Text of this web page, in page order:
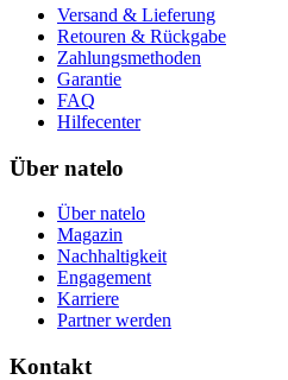
Versand & Lieferung
Retouren & Rückgabe
Zahlungsmethoden
Garantie
FAQ
Hilfecenter
Über natelo
Über natelo
Magazin
Nachhaltigkeit
Engagement
Karriere
Partner werden
Kontakt